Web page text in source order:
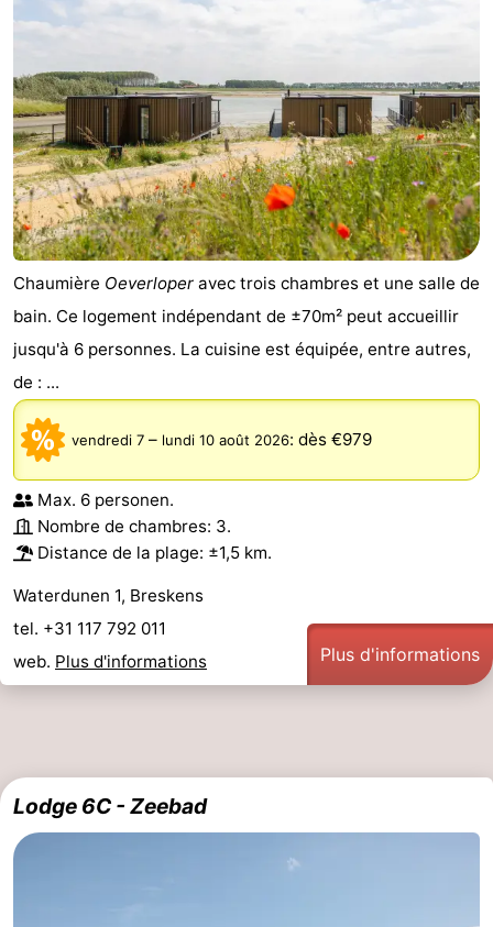
Chaumière Oeverloper avec trois chambres et une salle de
bain. Ce logement indépendant de ±70m² peut accueillir
jusqu'à 6 personnes. La cuisine est équipée, entre autres,
de : ...
vendredi 7 – lundi 10 août 2026: dès €979
Max. 6 personen.
Nombre de chambres: 3.
Distance de la plage: ±1,5 km.
Waterdunen 1, Breskens
tel. +31 117 792 011
web. Plus d'informations Plus d'informations
Lodge 6C - Zeebad